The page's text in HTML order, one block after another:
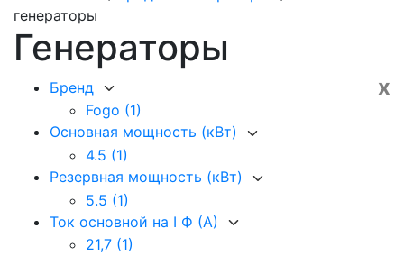
генераторы
Генераторы
x
Бренд
Fogo (1)
Основная мощность (кВт)
4.5 (1)
Резервная мощность (кВт)
5.5 (1)
Ток основной на I Ф (А)
21,7 (1)